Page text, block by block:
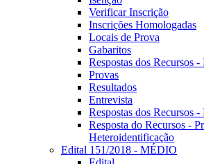
Verificar Inscrição
Inscrições Homologadas
Locais de Prova
Gabaritos
Respostas dos Recursos
Provas
Resultados
Entrevista
Respostas dos Recursos
Resposta do Recursos -
Heteroidentificação
Edital 151/2018 - MÉDIO